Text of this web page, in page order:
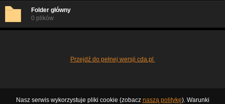
Folder główny
0 plików
Przejdź do pełnej wersji cda.pl
Nasz serwis wykorzystuje pliki cookie (zobacz naszą politykę). Warunki